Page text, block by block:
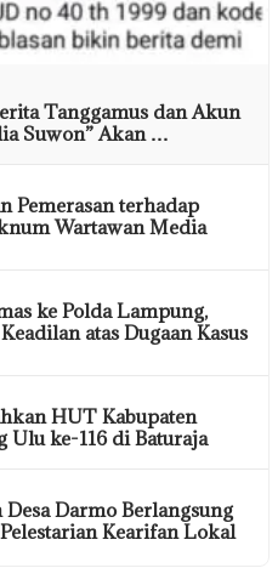
Tanggamus dan Akun
Suwon” Akan …
Pemerasan terhadap
Wartawan Media
ke Polda Lampung,
atas Dugaan Kasus
HUT Kabupaten
Ulu ke-116 di Baturaja
Desa Darmo Berlangsung
Kearifan Lokal